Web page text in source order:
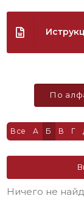
По
Все А Б В Г
Ничего не